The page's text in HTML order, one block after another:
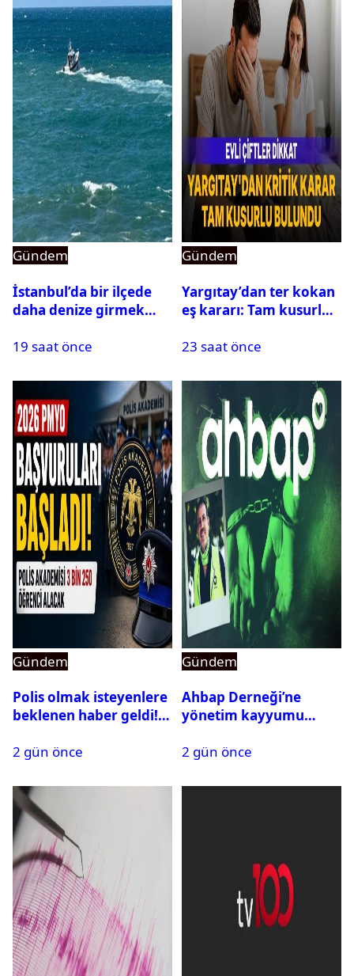
Gündem
İstanbul’da bir ilçede
daha denize girmek
19 saat önce
Gündem
Yargıtay’dan ter kokan
eş kararı: Tam kusurlu
23 saat önce
Gündem
Polis olmak isteyenlere
beklenen haber geldi!
2 gün önce
Gündem
Ahbap Derneği’ne
yönetim kayyumu
açıldı
2 gün önce